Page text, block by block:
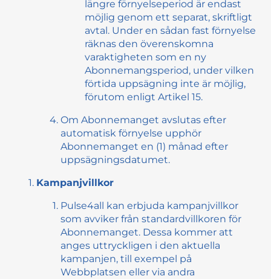
längre förnyelseperiod är endast
möjlig genom ett separat, skriftligt
avtal. Under en sådan fast förnyelse
räknas den överenskomna
varaktigheten som en ny
Abonnemangsperiod, under vilken
förtida uppsägning inte är möjlig,
förutom enligt Artikel 15.
Om Abonnemanget avslutas efter
automatisk förnyelse upphör
Abonnemanget en (1) månad efter
uppsägningsdatumet.
Kampanjvillkor
Pulse4all kan erbjuda kampanjvillkor
som avviker från standardvillkoren för
Abonnemanget. Dessa kommer att
anges uttryckligen i den aktuella
kampanjen, till exempel på
Webbplatsen eller via andra